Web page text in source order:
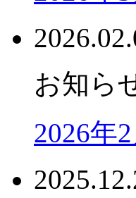
お知ら
2026年